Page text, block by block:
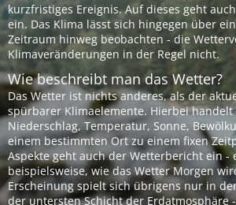
kurzfristiges Ereignis. Auf dieses geht
ein. Das Klima lässt sich hingegen über
Zeitraum hinweg beobachten - die
Klimaveränderungen in der Regel nicht.
Wie beschreibt man das Wetter?
Das Wetter ist nichts anderes, als der
spürbarer Klimaelemente. Hierbei handelt
Niederschlag, Temperatur, Sonne,
einem bestimmten Ort zu einem fixen
Aspekte geht auch der Wetterbericht ein -
beispielsweise, wie das Wetter Morgen
Erscheinung spielt sich übrigens nur in
der untersten Schicht der Erdatmosphäre